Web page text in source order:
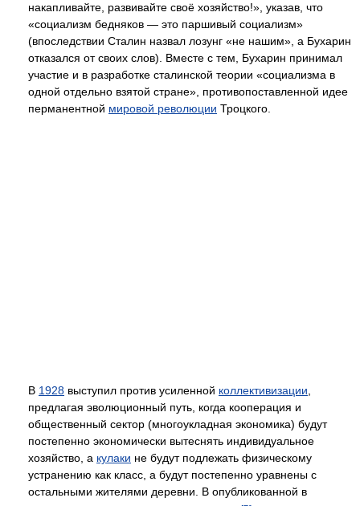
накапливайте, развивайте своё хозяйство!», указав, что
«социализм бедняков — это паршивый социализм»
(впоследствии Сталин назвал лозунг «не нашим», а Бухарин
отказался от своих слов). Вместе с тем, Бухарин принимал
участие и в разработке сталинской теории «социализма в
одной отдельно взятой стране», противопоставленной идее
перманентной мировой революции Троцкого.
В 1928 выступил против усиленной коллективизации,
предлагая эволюционный путь, когда кооперация и
общественный сектор (многоукладная экономика) будут
постепенно экономически вытеснять индивидуальное
хозяйство, а кулаки не будут подлежать физическому
устранению как класс, а будут постепенно уравнены с
остальными жителями деревни. В опубликованной в